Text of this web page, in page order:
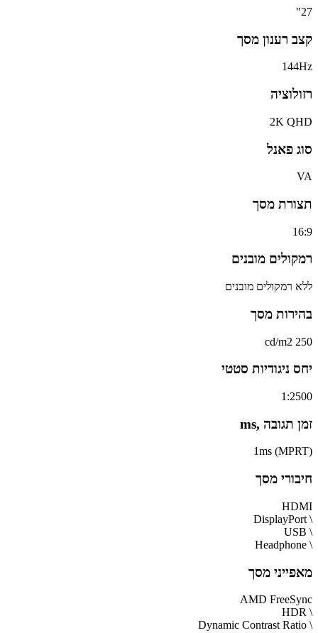
27"
קצב רענון מסך
144Hz
רזולוציה
2K QHD
סוג פאנל
VA
תצורת מסך
16:9
רמקולים מובנים
ללא רמקולים מובנים
בהירות מסך
250 cd/m2
יחס ניגודיות סטטי
1:2500
זמן תגובה ,ms
1ms (MPRT)
חיבורי מסך
HDMI
\ DisplayPort
\ USB
\ Headphone
מאפייני מסך
AMD FreeSync
\ HDR
\ Dynamic Contrast Ratio